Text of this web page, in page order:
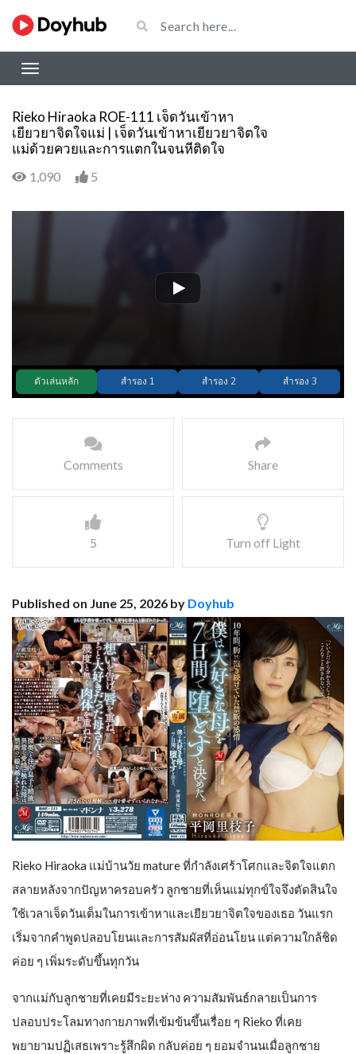
Rieko Hiraoka ROE-111 เจ็ดวันเข้าหา
เยียวยาจิตใจแม่ | เจ็ดวันเข้าหาเยียวยาจิตใจ
แม่ด้วยควยและการแตกในจนหีติดใจ
1,090 5
Comments Share
5 Turn off Light
Published on June 25, 2026 by Doyhub
Rieko Hiraoka แม่บ้านวัย mature ที่กำลังเศร้าโศกและจิตใจแตก
สลายหลังจากปัญหาครอบครัว ลูกชายที่เห็นแม่ทุกข์ใจจึงตัดสินใจ
ใช้เวลาเจ็ดวันเต็มในการเข้าหาและเยียวยาจิตใจของเธอ วันแรก
เริ่มจากคำพูดปลอบโยนและการสัมผัสที่อ่อนโยน แต่ความใกล้ชิด
ค่อย ๆ เพิ่มระดับขึ้นทุกวัน
จากแม่กับลูกชายที่เคยมีระยะห่าง ความสัมพันธ์กลายเป็นการ
ปลอบประโลมทางกายภาพที่เข้มข้นขึ้นเรื่อย ๆ Rieko ที่เคย
พยายามปฏิเสธเพราะรู้สึกผิด กลับค่อย ๆ ยอมจำนนเมื่อลูกชาย